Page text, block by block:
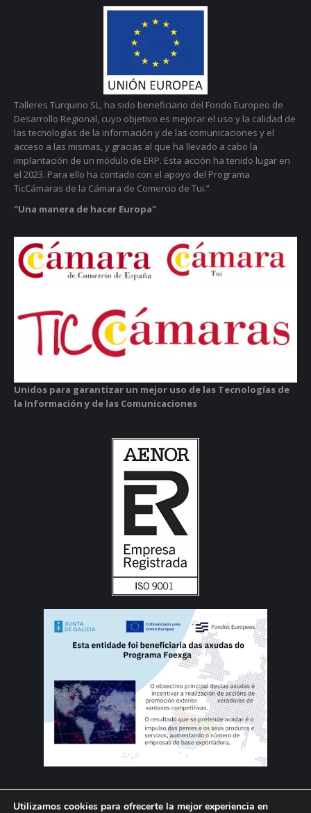
Talleres Turquino SL, ha sido beneficiario del Fondo Europeo de
Desarrollo Regional, cuyo objetivo es mejorar el uso y la calidad de
las tecnologías de la información y de las comunicaciones y el
acceso a las mismas, y gracias al que ha llevado a cabo la
implantación de un módulo de ERP. Esta acción ha tenido lugar en
el 2023. Para ello ha contado con el apoyo del Programa
TicCámaras de la Cámara de Comercio de Tui.”
"Una manera de hacer Europa"
Unidos para garantizar un mejor uso de las Tecnologías de
la Información y de las Comunicaciones
Utilizamos cookies para ofrecerte la mejor experiencia en